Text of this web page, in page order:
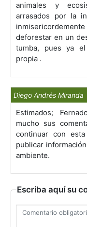
animales y
arrasados por la
deforestar en un
tumba, pues ya
propia .
Diego Andrés Miranda
Estimados;
mucho sus
continuar con
publicar
ambiente.
Escriba aquí su